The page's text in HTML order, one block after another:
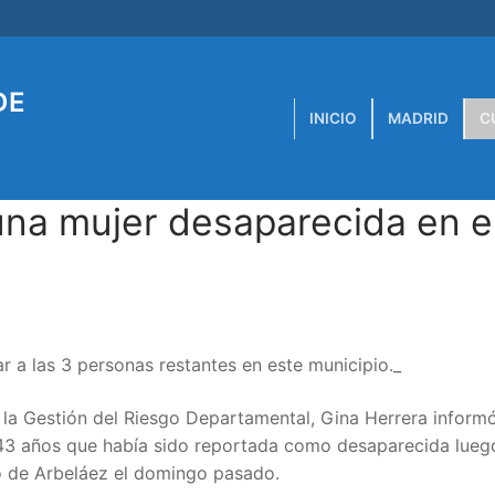
INICIO MADRID
mujer desaparecida en
las 3 personas restantes en este municipio._
Gestión del Riesgo Departamental, Gina Herrera
años que había sido reportada como desaparecida
Arbeláez el domingo pasado.